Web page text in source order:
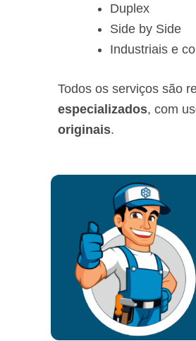
Duplex
Side by Side
Industriais e
Todos os serviços são
especializados, com
originais.